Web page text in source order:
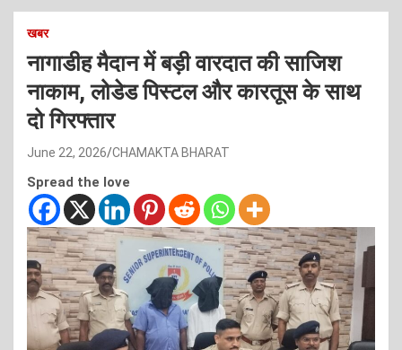
खबर
नागाडीह मैदान में बड़ी वारदात की साजिश
नाकाम, लोडेड पिस्टल और कारतूस के साथ
दो गिरफ्तार
June 22, 2026 CHAMAKTA BHARAT
Spread the love